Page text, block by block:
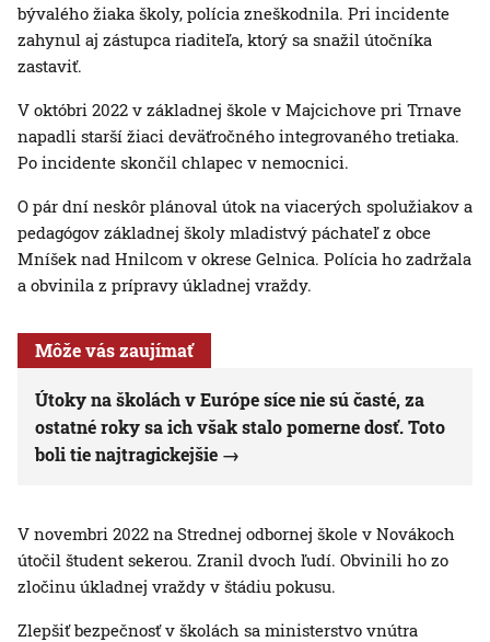
bývalého žiaka školy, polícia zneškodnila. Pri incidente
zahynul aj zástupca riaditeľa, ktorý sa snažil útočníka
zastaviť.
V októbri 2022 v základnej škole v Majcichove pri Trnave
napadli starší žiaci deväťročného integrovaného tretiaka.
Po incidente skončil chlapec v nemocnici.
O pár dní neskôr plánoval útok na viacerých spolužiakov a
pedagógov základnej školy mladistvý páchateľ z obce
Mníšek nad Hnilcom v okrese Gelnica. Polícia ho zadržala
a obvinila z prípravy úkladnej vraždy.
Môže vás zaujímať
Útoky na školách v Európe síce nie sú časté, za
ostatné roky sa ich však stalo pomerne dosť. Toto
boli tie najtragickejšie
V novembri 2022 na Strednej odbornej škole v Novákoch
útočil študent sekerou. Zranil dvoch ľudí. Obvinili ho zo
zločinu úkladnej vraždy v štádiu pokusu.
Zlepšiť bezpečnosť v školách sa ministerstvo vnútra